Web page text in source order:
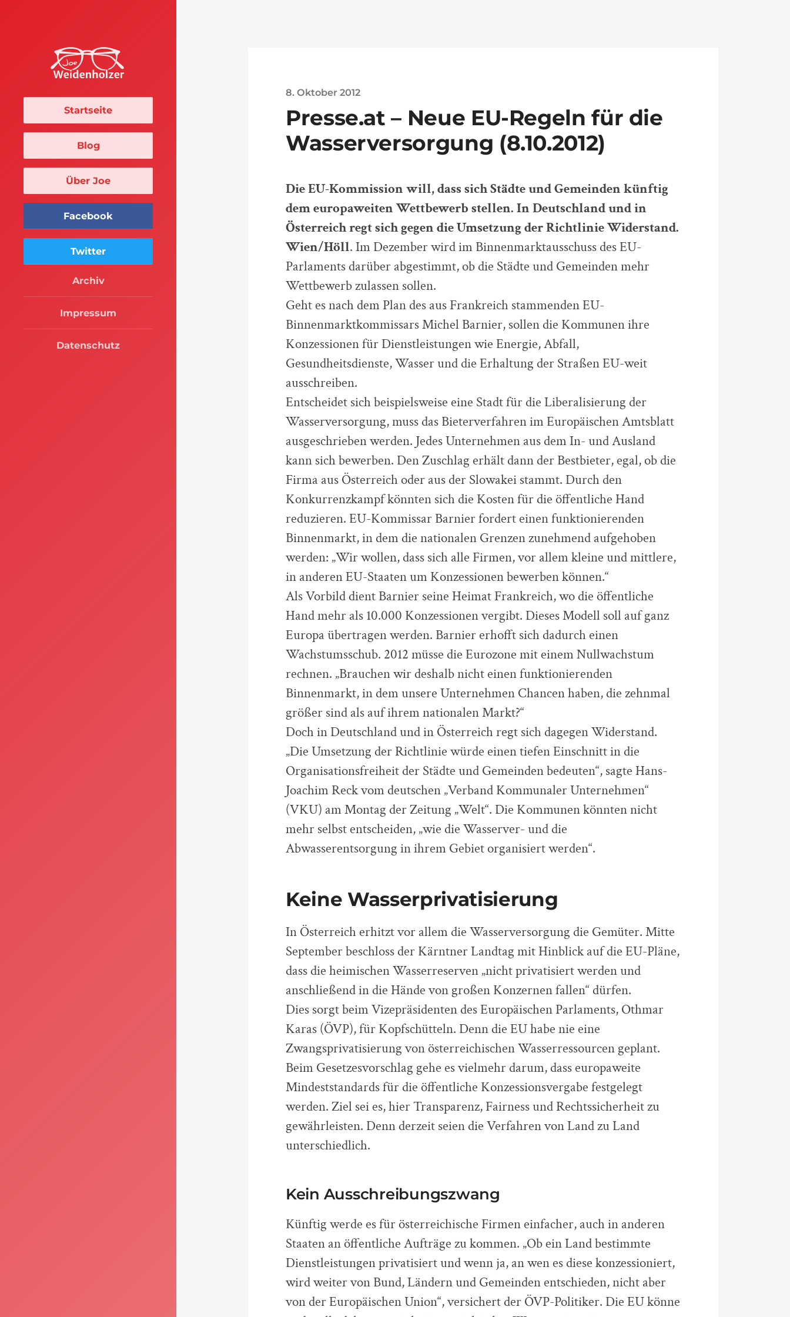
Startseite
Blog
Über Joe
Facebook
Twitter
Archiv
Impressum
Datenschutz
8. Oktober 2012
Presse.at – Neue EU-Regeln für die
Wasserversorgung (8.10.2012)
Die EU-Kommission will, dass sich Städte und Gemeinden künftig
dem europaweiten Wettbewerb stellen. In Deutschland und in
Österreich regt sich gegen die Umsetzung der Richtlinie Widerstand.
Wien/Höll. Im Dezember wird im Binnenmarktausschuss des EU-
Parlaments darüber abgestimmt, ob die Städte und Gemeinden mehr
Wettbewerb zulassen sollen.
Geht es nach dem Plan des aus Frankreich stammenden EU-
Binnenmarktkommissars Michel Barnier, sollen die Kommunen ihre
Konzessionen für Dienstleistungen wie Energie, Abfall,
Gesundheitsdienste, Wasser und die Erhaltung der Straßen EU-weit
ausschreiben.
Entscheidet sich beispielsweise eine Stadt für die Liberalisierung der
Wasserversorgung, muss das Bieterverfahren im Europäischen Amtsblatt
ausgeschrieben werden. Jedes Unternehmen aus dem In- und Ausland
kann sich bewerben. Den Zuschlag erhält dann der Bestbieter, egal, ob die
Firma aus Österreich oder aus der Slowakei stammt. Durch den
Konkurrenzkampf könnten sich die Kosten für die öffentliche Hand
reduzieren. EU-Kommissar Barnier fordert einen funktionierenden
Binnenmarkt, in dem die nationalen Grenzen zunehmend aufgehoben
werden: „Wir wollen, dass sich alle Firmen, vor allem kleine und mittlere,
in anderen EU-Staaten um Konzessionen bewerben können.“
Als Vorbild dient Barnier seine Heimat Frankreich, wo die öffentliche
Hand mehr als 10.000 Konzessionen vergibt. Dieses Modell soll auf ganz
Europa übertragen werden. Barnier erhofft sich dadurch einen
Wachstumsschub. 2012 müsse die Eurozone mit einem Nullwachstum
rechnen. „Brauchen wir deshalb nicht einen funktionierenden
Binnenmarkt, in dem unsere Unternehmen Chancen haben, die zehnmal
größer sind als auf ihrem nationalen Markt?“
Doch in Deutschland und in Österreich regt sich dagegen Widerstand.
„Die Umsetzung der Richtlinie würde einen tiefen Einschnitt in die
Organisationsfreiheit der Städte und Gemeinden bedeuten“, sagte Hans-
Joachim Reck vom deutschen „Verband Kommunaler Unternehmen“
(VKU) am Montag der Zeitung „Welt“. Die Kommunen könnten nicht
mehr selbst entscheiden, „wie die Wasserver- und die
Abwasserentsorgung in ihrem Gebiet organisiert werden“.
Keine Wasserprivatisierung
In Österreich erhitzt vor allem die Wasserversorgung die Gemüter. Mitte
September beschloss der Kärntner Landtag mit Hinblick auf die EU-Pläne,
dass die heimischen Wasserreserven „nicht privatisiert werden und
anschließend in die Hände von großen Konzernen fallen“ dürfen.
Dies sorgt beim Vizepräsidenten des Europäischen Parlaments, Othmar
Karas (ÖVP), für Kopfschütteln. Denn die EU habe nie eine
Zwangsprivatisierung von österreichischen Wasserressourcen geplant.
Beim Gesetzesvorschlag gehe es vielmehr darum, dass europaweite
Mindeststandards für die öffentliche Konzessionsvergabe festgelegt
werden. Ziel sei es, hier Transparenz, Fairness und Rechtssicherheit zu
gewährleisten. Denn derzeit seien die Verfahren von Land zu Land
unterschiedlich.
Kein Ausschreibungszwang
Künftig werde es für österreichische Firmen einfacher, auch in anderen
Staaten an öffentliche Aufträge zu kommen. „Ob ein Land bestimmte
Dienstleistungen privatisiert und wenn ja, an wen es diese konzessioniert,
wird weiter von Bund, Ländern und Gemeinden entschieden, nicht aber
von der Europäischen Union“, versichert der ÖVP-Politiker. Die EU könne